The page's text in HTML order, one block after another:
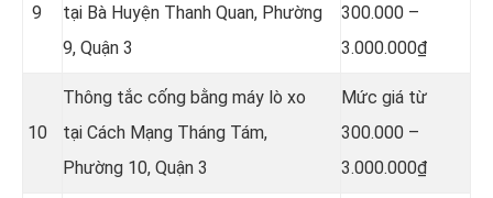
9
tại Bà Huyện Thanh Quan, Phường
9, Quận 3
300.000 –
3.000.000₫
10
Thông tắc cống bằng máy lò xo
tại Cách Mạng Tháng Tám,
Phường 10, Quận 3
Mức giá từ
300.000 –
3.000.000₫